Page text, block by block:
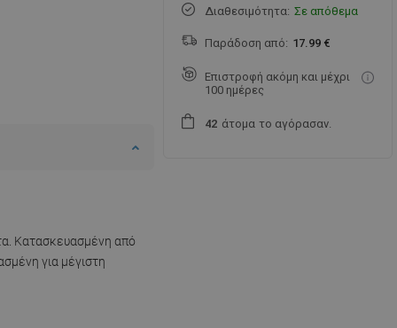
Κατασκευασμένη από
για μέγιστη
Διαθεσιμότητα: Σε απόθεμα
Παράδοση από: 17.99 €
Επιστροφή ακόμη και μέχρι
100 ημέρες
42 άτομα το αγόρασαν.